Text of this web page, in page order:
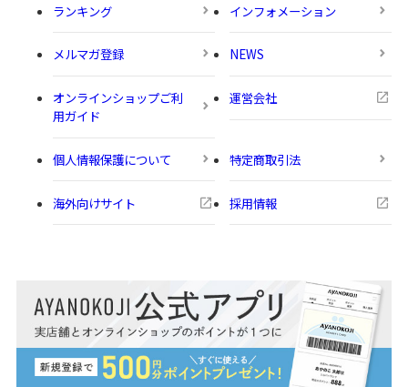
ランキング インフォメーション
メルマガ登録 NEWS
オンラインショップご利
用ガイド
運営会社
個人情報保護について 特定商取引法
海外向けサイト 採用情報